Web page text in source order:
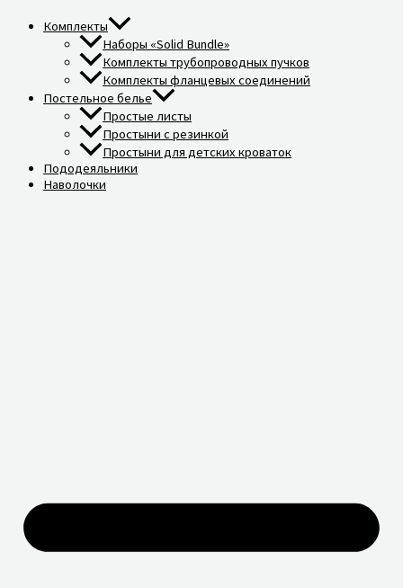
Комплекты
Наборы «Solid Bundle»
Комплекты трубопроводных пучков
Комплекты фланцевых соединений
Постельное белье
Простые листы
Простыни с резинкой
Простыни для детских кроваток
Пододеяльники
Наволочки